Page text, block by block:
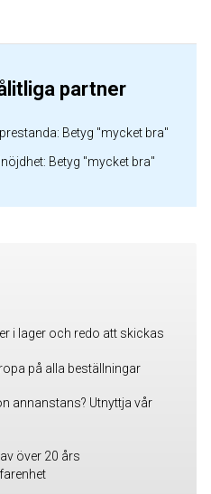
partner
Betyg "mycket bra"
Betyg "mycket bra"
i lager och redo att skickas
på alla beställningar
annanstans? Utnyttja vår
över 20 års